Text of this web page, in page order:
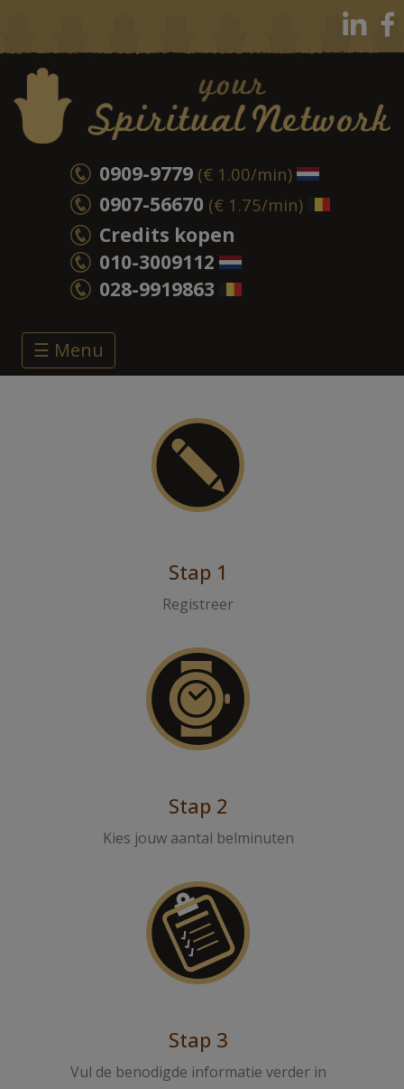
0909-9779 (€ 1.00/min)
0907-56670 (€ 1.75/min)
Credits kopen
010-3009112
028-9919863
☰
Stap 1
Registreer
Stap 2
Kies jouw aantal belminuten
Stap 3
Vul de benodigde informatie verder in